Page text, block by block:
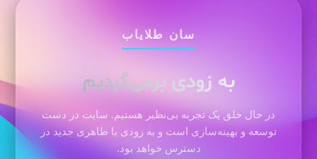
سان طلایاب
به زودی برمی‌گردیم
در حال خلق یک تجربه بی‌نظیر هستیم. سایت در دست
توسعه و بهینه‌سازی است و به زودی با ظاهری جدید در
دسترس خواهد بود.